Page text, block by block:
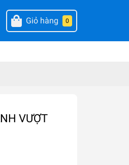
Giỏ hàng 0
VƯỢT